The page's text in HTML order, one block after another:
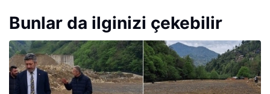
Bunlar da ilginizi çekebilir